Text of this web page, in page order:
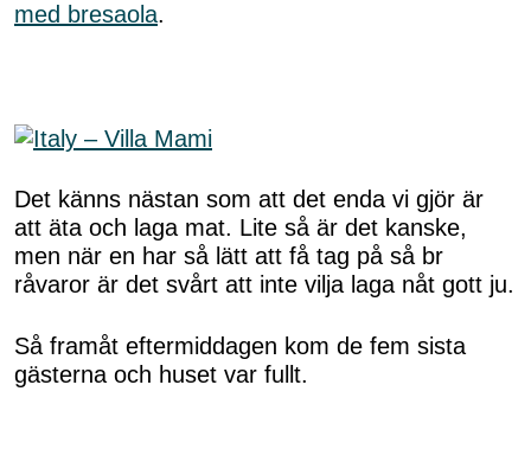
med bresaola.
Det känns nästan som att det enda vi gjör är
att äta och laga mat. Lite så är det kanske,
men när en har så lätt att få tag på så br
råvaror är det svårt att inte vilja laga nåt gott ju.
Så framåt eftermiddagen kom de fem sista
gästerna och huset var fullt.